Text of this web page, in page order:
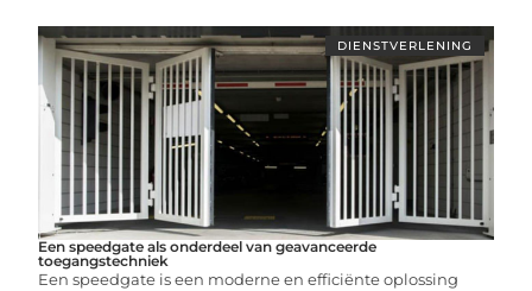
DIENSTVERLENING
Een speedgate als onderdeel van geavanceerde
toegangstechniek
Een speedgate is een moderne en efficiënte oplossing